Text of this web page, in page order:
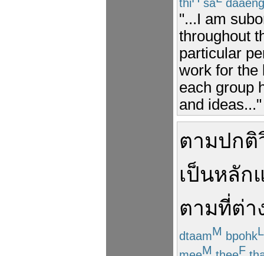
thi
sa daaeng
"...I am
throughout
particular
work for the
each group
and ideas..."
ตามปกติ
เป็นหลัก
ตามที่ต่า
dtaamM bpohkL
M F